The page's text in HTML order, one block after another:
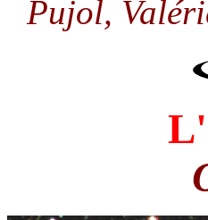
Pujol,